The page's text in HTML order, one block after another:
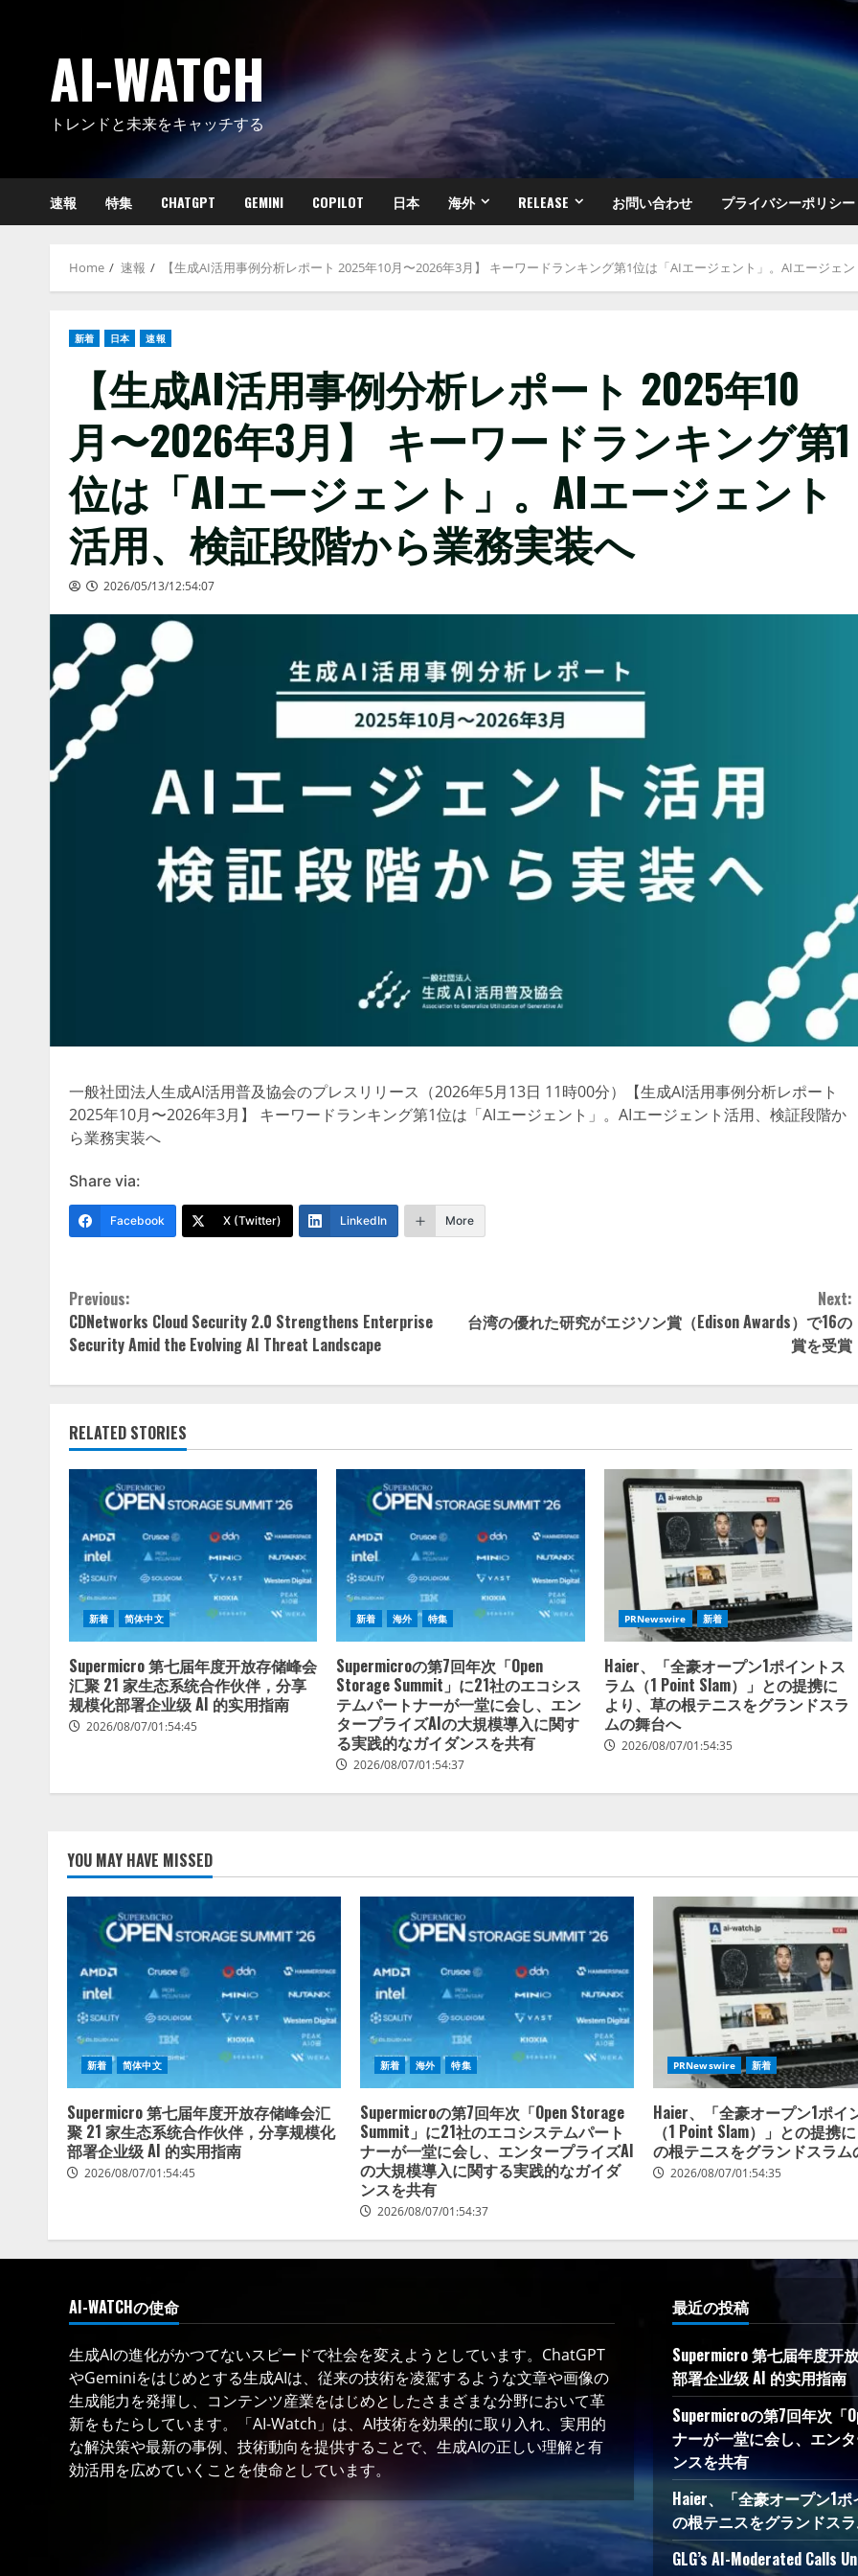
AI-WATCH
トレンドと未来をキャッチする
速報 特集 CHATGPT GEMINI COPILOT 日本 海外 RELEASE お問い合わせ プライバシーポリシー
Home 速報 【生成AI活用事例分析レポート 2025年10月〜2026年3月】 キーワードランキング第1位は「AIエージェント」。AIエージェ
新着 日本 速報
【生成AI活用事例分析レポート 2025年10
月〜2026年3月】 キーワードランキング第1
位は「AIエージェント」。AIエージェント
活用、検証段階から業務実装へ
2026/05/13/12:54:07
一般社団法人生成AI活用普及協会のプレスリリース（2026年5月13日 11時00分）【生成AI活用事例分析レポート
2025年10月〜2026年3月】 キーワードランキング第1位は「AIエージェント」。AIエージェント活用、検証段階か
ら業務実装へ
Share via:
Facebook X (Twitter) LinkedIn More
Continue
Reading
Previous:
CDNetworks Cloud Security 2.0 Strengthens Enterprise
Security Amid the Evolving AI Threat Landscape
Next:
台湾の優れた研究がエジソン賞（Edison Awards）で16の
賞を受賞
RELATED STORIES
新着 简体中文
Supermicro 第七届年度开放存储峰会
汇聚 21 家生态系统合作伙伴，分享
规模化部署企业级 AI 的实用指南
2026/08/07/01:54:45
新着 海外 特集
Supermicroの第7回年次「Open
Storage Summit」に21社のエコシス
テムパートナーが一堂に会し、エン
タープライズAIの大規模導入に関す
る実践的なガイダンスを共有
2026/08/07/01:54:37
PRNewswire 新着
Haier、「全豪オープン1ポイントス
ラム（1 Point Slam）」との提携に
より、草の根テニスをグランドスラ
ムの舞台へ
2026/08/07/01:54:35
YOU MAY HAVE MISSED
新着 简体中文
Supermicro 第七届年度开放存储峰会汇
聚 21 家生态系统合作伙伴，分享规模化
部署企业级 AI 的实用指南
2026/08/07/01:54:45
新着 海外 特集
Supermicroの第7回年次「Open Storage
Summit」に21社のエコシステムパート
ナーが一堂に会し、エンタープライズAI
の大規模導入に関する実践的なガイダ
ンスを共有
2026/08/07/01:54:37
PRNewswire 新着
Haier、「全豪オープン1ポイ
（1 Point Slam）」との提携
の根テニスをグランドスラム
2026/08/07/01:54:35
AI-WATCHの使命
生成AIの進化がかつてないスピードで社会を変えようとしています。ChatGPT
やGeminiをはじめとする生成AIは、従来の技術を凌駕するような文章や画像の
生成能力を発揮し、コンテンツ産業をはじめとしたさまざまな分野において革
新をもたらしています。「AI-Watch」は、AI技術を効果的に取り入れ、実用的
な解決策や最新の事例、技術動向を提供することで、生成AIの正しい理解と有
効活用を広めていくことを使命としています。
最近の投稿
Supermicro 第七届年度开
部署企业级 AI 的实用指南
Supermicroの第7回年次「
ナーが一堂に会し、エン
ンスを共有
Haier、「全豪オープン1
の根テニスをグランドス
GLG’s AI-Moderated Calls